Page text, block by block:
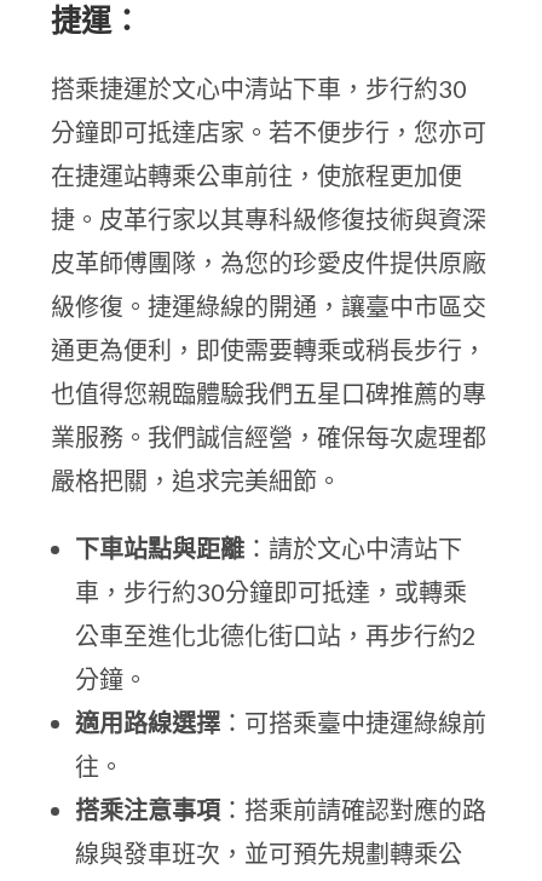
捷運：
搭乘捷運於文心中清站下車，步行約30
分鐘即可抵達店家。若不便步行，您亦可
在捷運站轉乘公車前往，使旅程更加便
捷。皮革行家以其專科級修復技術與資深
皮革師傅團隊，為您的珍愛皮件提供原廠
級修復。捷運綠線的開通，讓臺中市區交
通更為便利，即使需要轉乘或稍長步行，
也值得您親臨體驗我們五星口碑推薦的專
業服務。我們誠信經營，確保每次處理都
嚴格把關，追求完美細節。
下車站點與距離 ：請於文心中清站下
車，步行約30分鐘即可抵達，或轉乘
公車至進化北德化街口站，再步行約2
分鐘。
適用路線選擇 ：可搭乘臺中捷運綠線前
往。
搭乘注意事項 ：搭乘前請確認對應的路
線與發車班次，並可預先規劃轉乘公